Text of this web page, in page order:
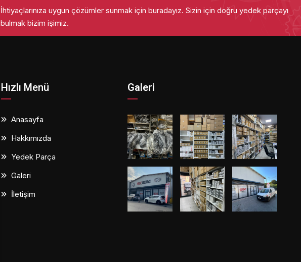
İhtiyaçlarınıza uygun çözümler sunmak için buradayız. Sizin için doğru yedek parçayı
bulmak bizim işimiz.
Hızlı Menü
Anasayfa
Hakkımızda
Yedek Parça
Galeri
İletişim
Galeri